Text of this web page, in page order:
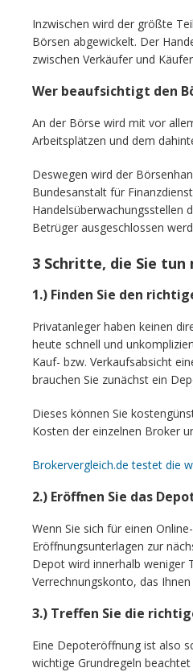
Inzwischen wird der größte
Börsen abgewickelt. Der
zwischen Verkäufer und
Wer beaufsichtigt den
An der Börse wird mit vor
Arbeitsplätzen und dem
Deswegen wird der
Bundesanstalt für
Handelsüberwachungsstellen
Betrüger ausgeschlossen
3 Schritte, die Sie tun
1.) Finden Sie den
Privatanleger haben keinen
heute schnell und
Kauf- bzw. Verkaufsabsicht
brauchen Sie zunächst ein
Dieses können Sie
Kosten der einzelnen Broker
Brokervergleich.de testet die
2.) Eröffnen Sie das
Wenn Sie sich für einen
Eröffnungsunterlagen zur
Depot wird innerhalb weniger
Verrechnungskonto, das
3.) Treffen Sie die
Eine Depoteröffnung ist also
wichtige Grundregeln beachtet